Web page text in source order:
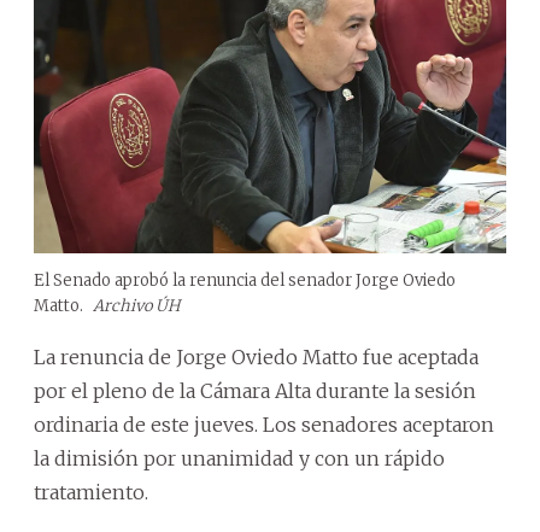
El Senado aprobó la renuncia del senador Jorge Oviedo
Matto. Archivo ÚH
La renuncia de Jorge Oviedo Matto fue aceptada
por el pleno de la Cámara Alta durante la sesión
ordinaria de este jueves. Los senadores aceptaron
la dimisión por unanimidad y con un rápido
tratamiento.